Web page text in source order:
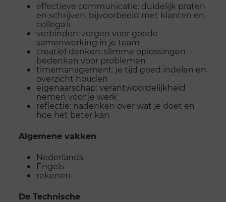
effectieve communicatie: duidelijk praten
en schrijven, bijvoorbeeld met klanten en
collega’s
verbinden: zorgen voor goede
samenwerking in je team
creatief denken: slimme oplossingen
bedenken voor problemen
timemanagement: je tijd goed indelen en
overzicht houden
eigenaarschap: verantwoordelijkheid
nemen voor je werk
reflectie: nadenken over wat je doet en
hoe het beter kan
Algemene vakken
Nederlands
Engels
rekenen
De Technische